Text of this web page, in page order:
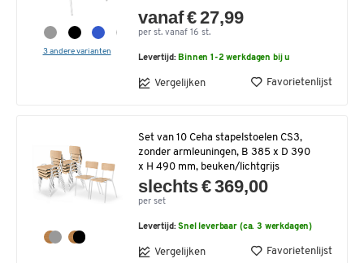
3 andere varianten
vanaf € 27,99
per st. vanaf 16 st.
Levertijd: Binnen 1-2 werkdagen bij u
Vergelijken Favorietenlijst
Set van 10 Ceha stapelstoelen CS3,
zonder armleuningen, B 385 x D 390
x H 490 mm, beuken/lichtgrijs
slechts € 369,00
per set
Levertijd:Snel leverbaar (ca. 3 werkdagen)
Vergelijken Favorietenlijst